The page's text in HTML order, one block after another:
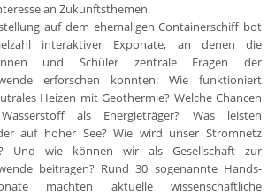
an Zukunftsthemen.
auf dem ehemaligen Containerschiff bot
interaktiver Exponate, an denen die
und Schüler zentrale Fragen der
erforschen konnten: Wie funktioniert
Heizen mit Geothermie? Welche Chancen
als Energieträger? Was leisten
auf hoher See? Wie wird unser Stromnetz
Und wie können wir als Gesellschaft zur
beitragen? Rund 30 sogenannte Hands-
machten aktuelle wissenschaftliche